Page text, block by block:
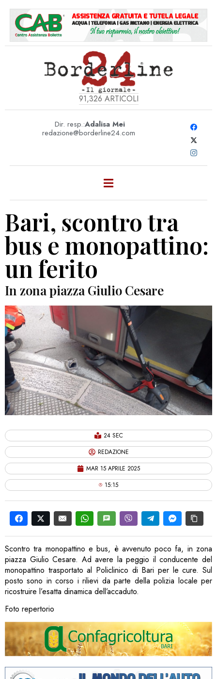
91,326 ARTICOLI
Dir. resp.:Adalisa Mei
redazione@borderline24.com
Bari, scontro tra
bus e monopattino:
un ferito
In zona piazza Giulio Cesare
24 SEC
REDAZIONE
MAR 15 APRILE 2025
15:15
Scontro tra monopattino e bus, è avvenuto poco fa, in zona
piazza Giulio Cesare. Ad avere la peggio il conducente del
monopattino trasportato al Policlinico di Bari per le cure. Sul
posto sono in corso i rilievi da parte della polizia locale per
ricostruire l’esatta dinamica dell’accaduto.
Foto repertorio